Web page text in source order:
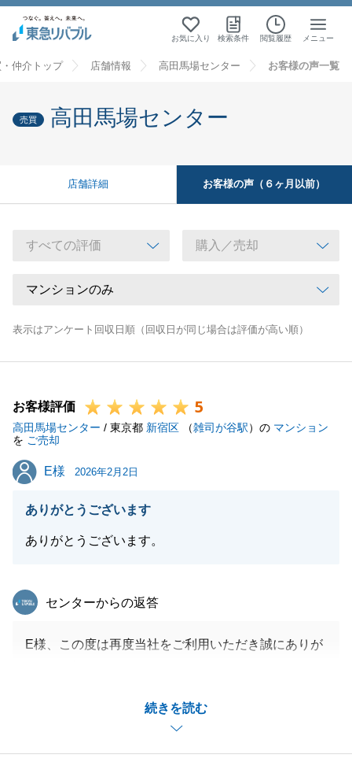
お気に入り 検索条件 閲覧履歴 メニュー
仲介トップ 店舗情報 高田馬場センター お客様の声一覧
売買 高田馬場センター
店舗詳細 お客様の声（６ヶ月以前）
表示はアンケート回収日順（回収日が同じ場合は評価が高い順）
お客様評価 5
高田馬場センター / 東京都 新宿区 （雑司が谷駅）の マンション
を ご売却
E様
E様 2026年2月2日
ありがとうございます
ありがとうございます。
続きを読む
東急リバブル
センターからの返答
E様、この度は再度当社をご利用いただき誠にありが
に嬉しい限りでございます。
今後とも、何かお困りな事などございましたら、いつ
でもお気軽にお申し付けくださいませ。